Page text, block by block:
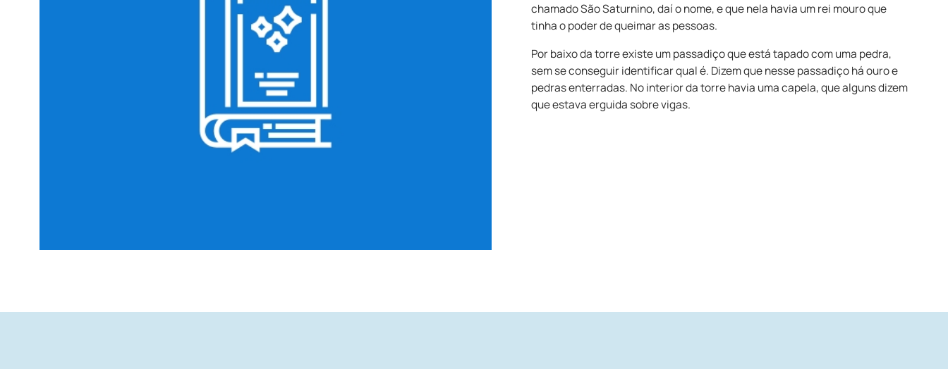
chamado São Saturnino, daí o nome, e que nela havia um rei mouro que
tinha o poder de queimar as pessoas.
Por baixo da torre existe um passadiço que está tapado com uma pedra,
sem se conseguir identificar qual é. Dizem que nesse passadiço há ouro e
pedras enterradas. No interior da torre havia uma capela, que alguns dizem
que estava erguida sobre vigas.